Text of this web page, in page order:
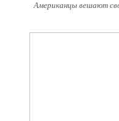
Американцы вешают